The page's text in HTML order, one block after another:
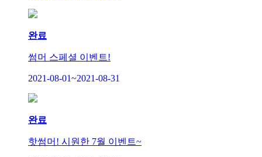
완료
썸머 스페셜 이벤트!
2021-08-01~2021-08-31
완료
핫썸머! 시원한 7월 이벤트~